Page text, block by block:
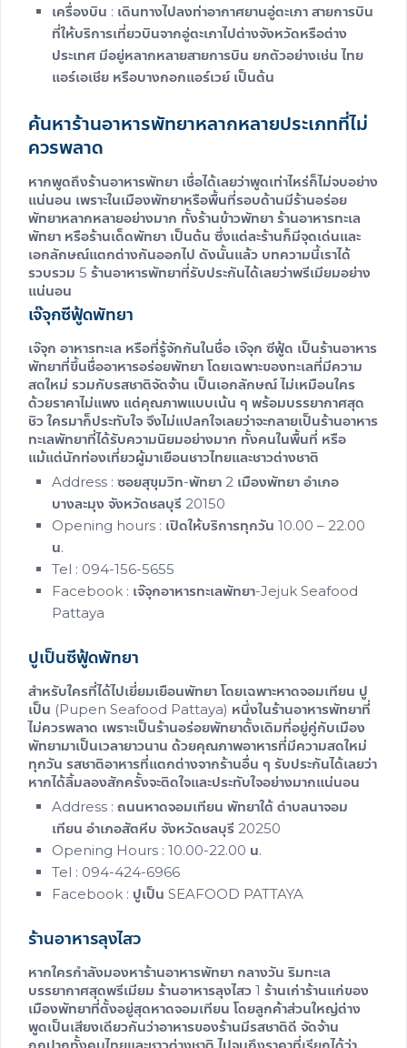
เครื่องบิน : เดินทางไปลงท่าอากาศยานอู่ตะเภา สายการบิน
ที่ให้บริการเที่ยวบินจากอู่ตะเภาไปต่างจังหวัดหรือต่าง
ประเทศ มีอยู่หลากหลายสายการบิน ยกตัวอย่างเช่น ไทย
แอร์เอเชีย หรือบางกอกแอร์เวย์ เป็นต้น
ค้นหาร้านอาหารพัทยาหลากหลายประเภทที่ไม่
ควรพลาด
หากพูดถึงร้านอาหารพัทยา เชื่อได้เลยว่าพูดเท่าไหร่ก็ไม่จบอย่าง
แน่นอน เพราะในเมืองพัทยาหรือพื้นที่รอบด้านมีร้านอร่อย
พัทยาหลากหลายอย่างมาก ทั้งร้านข้าวพัทยา ร้านอาหารทะเล
พัทยา หรือร้านเด็ดพัทยา เป็นต้น ซึ่งแต่ละร้านก็มีจุดเด่นและ
เอกลักษณ์แตกต่างกันออกไป ดังนั้นแล้ว บทความนี้เราได้
รวบรวม 5ร้านอาหารพัทยาที่รับประกันได้เลยว่าพรีเมียมอย่าง
แน่นอน
เจ๊จุกซีฟู้ดพัทยา
เจ๊จุก อาหารทะเล หรือที่รู้จักกันในชื่อ เจ๊จุก ซีฟู้ด เป็นร้านอาหาร
พัทยาที่ขึ้นชื่ออาหารอร่อยพัทยาโดยเฉพาะของทะเลที่มีความ
สดใหม่ รวมกับรสชาติจัดจ้าน เป็นเอกลักษณ์ ไม่เหมือนใคร
ด้วยราคาไม่แพง แต่คุณภาพแบบเน้น ๆ พร้อมบรรยากาศสุด
ชิว ใครมาก็ประทับใจ จึงไม่แปลกใจเลยว่าจะกลายเป็นร้านอาหาร
ทะเลพัทยาที่ได้รับความนิยมอย่างมาก ทั้งคนในพื้นที่ หรือ
แม้แต่นักท่องเที่ยวผู้มาเยือนชาวไทยและชาวต่างชาติ
Address :ซอยสุขุมวิท-พัทยา 2 เมืองพัทยา อำเภอ
บางละมุง จังหวัดชลบุรี 20150
Opening hours : เปิดให้บริการทุกวัน10.00 – 22.00
น.
Tel : 094-156-5655
Facebook : เจ๊จุกอาหารทะเลพัทยา-Jejuk Seafood
Pattaya
ปูเป็นซีฟู้ดพัทยา
สำหรับใครที่ได้ไปเยี่ยมเยือนพัทยา โดยเฉพาะหาดจอมเทียน ปู
เป็น (Pupen Seafood Pattaya) หนึ่งในร้านอาหารพัทยาที่
ไม่ควรพลาด เพราะเป็นร้านอร่อยพัทยาดั้งเดิมที่อยู่คู่กับเมือง
พัทยามาเป็นเวลายาวนาน ด้วยคุณภาพอาหารที่มีความสดใหม่
ทุกวัน รสชาติอาหารที่แตกต่างจากร้านอื่น ๆ รับประกันได้เลยว่า
หากได้ลิ้มลองสักครั้งจะติดใจและประทับใจอย่างมากแน่นอน
Address : ถนนหาดจอมเทียน พัทยาใต้ ตำบลนาจอม
เทียน อำเภอสัตหีบ จังหวัดชลบุรี 20250
Opening Hours : 10.00-22.00 น.
Tel : 094-424-6966
Facebook : ปูเป็น SEAFOOD PATTAYA
ร้านอาหารลุงไสว
หากใครกำลังมองหาร้านอาหารพัทยา กลางวัน ริมทะเล
บรรยากาศสุดพรีเมียม ร้านอาหารลุงไสว 1 ร้านเก่าร้านแก่ของ
เมืองพัทยาที่ตั้งอยู่สุดหาดจอมเทียน โดยลูกค้าส่วนใหญ่ต่าง
พูดเป็นเสียงเดียวกันว่าอาหารของร้านมีรสชาติดี จัดจ้าน